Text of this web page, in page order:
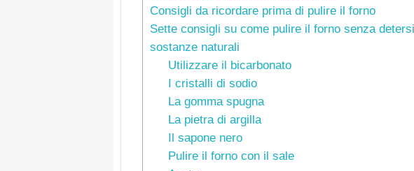
Consigli da ricordare prima di pulire il forno
Sette consigli su come pulire il forno senza
sostanze naturali
Utilizzare il bicarbonato
I cristalli di sodio
La gomma spugna
La pietra di argilla
Il sapone nero
Pulire il forno con il sale